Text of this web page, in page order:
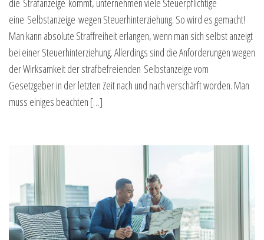
die Strafanzeige kommt, unternehmen viele Steuerpflichtige
eine Selbstanzeige wegen Steuerhinterziehung. So wird es gemacht!
Man kann absolute Straffreiheit erlangen, wenn man sich selbst anzeigt
bei einer Steuerhinterziehung. Allerdings sind die Anforderungen wegen
der Wirksamkeit der strafbefreienden Selbstanzeige vom
Gesetzgeber in der letzten Zeit nach und nach verschärft worden. Man
muss einiges beachten […]